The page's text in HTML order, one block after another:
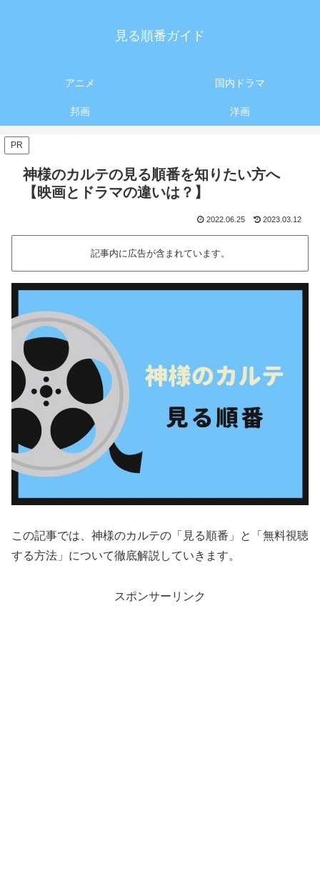
見る順番ガイド
アニメ 国内ドラマ
邦画 洋画
PR
神様のカルテの見る順番を知りたい方へ
【映画とドラマの違いは？】
2022.06.25 2023.03.12
記事内に広告が含まれています。
この記事では、神様のカルテの「見る順番」と「無料視聴
する方法」について徹底解説していきます。
スポンサーリンク